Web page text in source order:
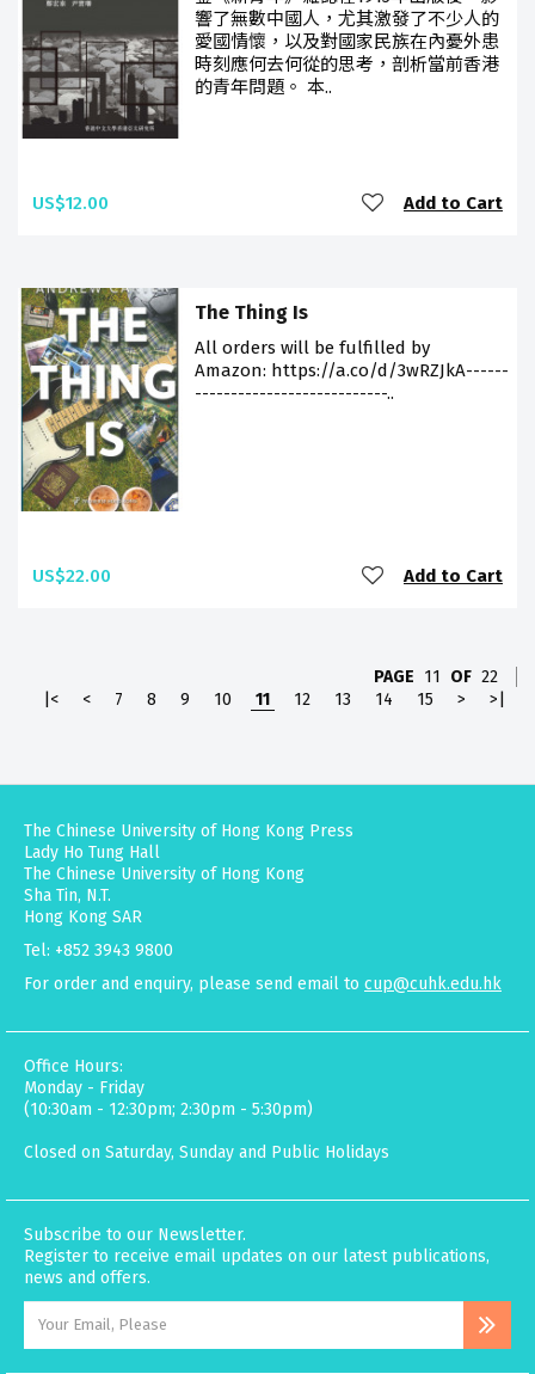
響了無數中國人，尤其激發了不少人的
愛國情懷，以及對國家民族在內憂外患
時刻應何去何從的思考，剖析當前香港
的青年問題。 本..
US$12.00 Add to Cart
The Thing Is
All orders will be fulfilled by
Amazon: https://a.co/d/3wRZJkA------
---------------------------..
US$22.00 Add to Cart
PAGE 11 OF 22
|<
< 7 8 9 10 11 12 13 14 15 > >|
The Chinese University of Hong Kong Press
Lady Ho Tung Hall
The Chinese University of Hong Kong
Sha Tin, N.T.
Hong Kong SAR
Tel: +852 3943 9800
For order and enquiry, please send email to cup@cuhk.edu.hk
Office Hours:
Monday - Friday
(10:30am - 12:30pm; 2:30pm - 5:30pm)
Closed on Saturday, Sunday and Public Holidays
Subscribe to our Newsletter.
Register to receive email updates on our latest publications,
news and offers.